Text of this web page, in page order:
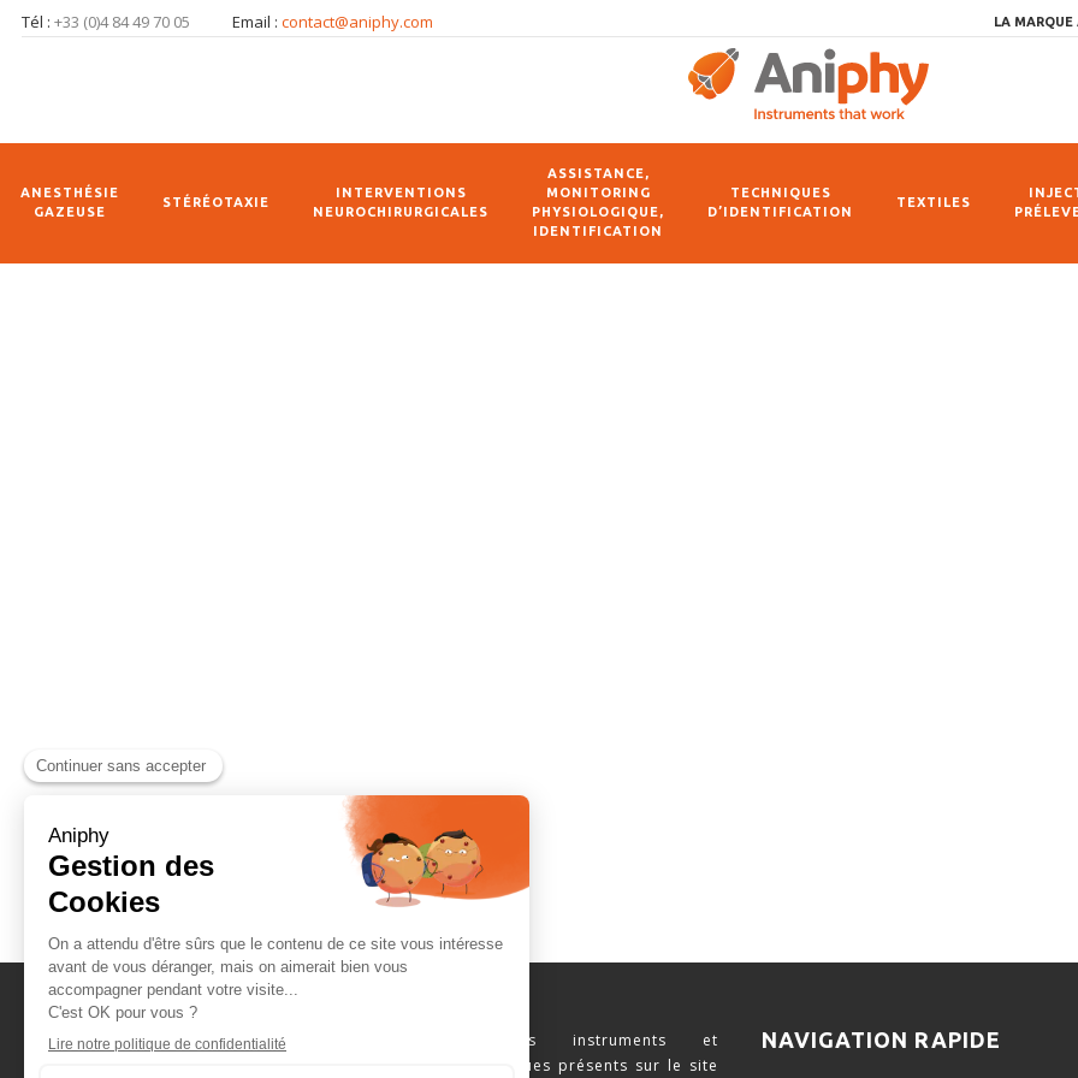
Tél : +33 (0)4 84 49 70 05 Email : contact@aniphy.com LA MARQUE
ANESTHÉSIE
GAZEUSE
STÉRÉOTAXIE
INTERVENTIONS
NEUROCHIRURGICALES
ASSISTANCE,
MONITORING
PHYSIOLOGIQUE,
IDENTIFICATION
TECHNIQUES
D’IDENTIFICATION
TEXTILES
Naviguez parmi les instruments et
consommables scientifiques présents sur le site
NAVIGATION RAPIDE